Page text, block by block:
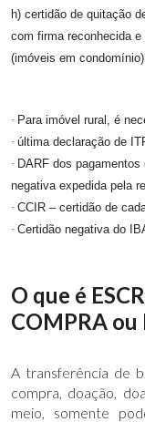
h) certidão de quitação
com firma reconhecida
(imóveis em
· Para imóvel rural, é
· última declaração de
· DARF dos
negativa expedida pela
· CCIR – certidão de
· Certidão negativa do
O que é
COMPRA ou
A transferência de
compra, doação,
meio, somente